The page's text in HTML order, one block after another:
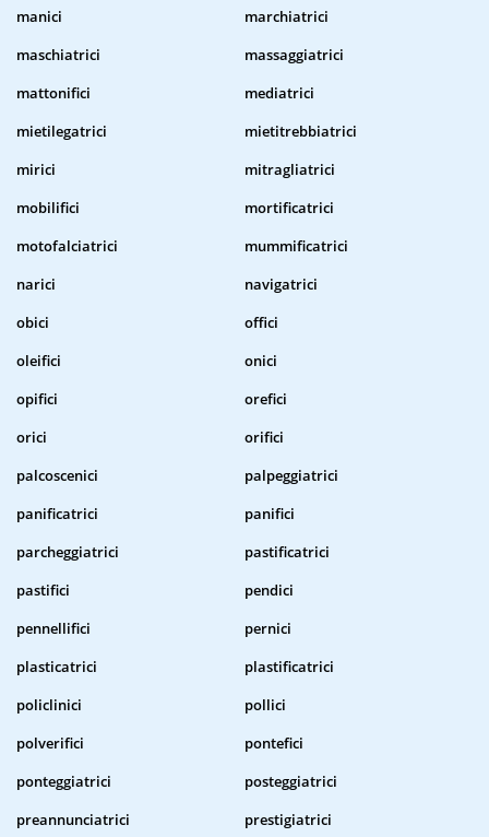
manici
marchiatrici
maschiatrici
massaggiatrici
mattonifici
mediatrici
mietilegatrici
mietitrebbiatrici
mirici
mitragliatrici
mobilifici
mortificatrici
motofalciatrici
mummificatrici
narici
navigatrici
obici
offici
oleifici
onici
opifici
orefici
orici
orifici
palcoscenici
palpeggiatrici
panificatrici
panifici
parcheggiatrici
pastificatrici
pastifici
pendici
pennellifici
pernici
plasticatrici
plastificatrici
policlinici
pollici
polverifici
pontefici
ponteggiatrici
posteggiatrici
preannunciatrici
prestigiatrici